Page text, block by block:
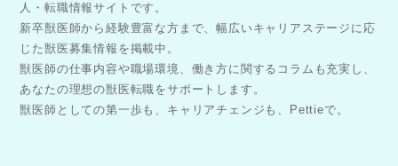
人・転職情報サイトです。
新卒獣医師から経験豊富な方まで、幅広いキャリアステージに応
じた獣医募集情報を掲載中。
獣医師の仕事内容や職場環境、働き方に関するコラムも充実し、
あなたの理想の獣医転職をサポートします。
獣医師としての第一歩も、キャリアチェンジも、Pettieで。